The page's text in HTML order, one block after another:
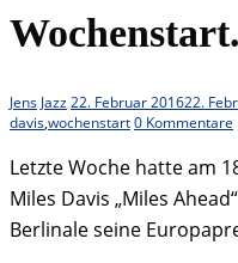
JensJazz22. Februar 201622.
davis,wochenstart0 Kommentare
Letzte Woche hatte am
Miles Davis „Miles
Berlinale seine